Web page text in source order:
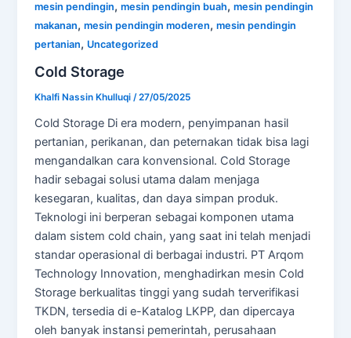
mesin pendingin,mesin pendingin buah,mesin pendingin
makanan,mesin pendingin moderen,mesin pendingin
pertanian, Uncategorized
Cold Storage
Khalfi Nassin Khulluqi/27/05/2025
Cold Storage Di era modern, penyimpanan hasil
pertanian, perikanan, dan peternakan tidak bisa lagi
mengandalkan cara konvensional. Cold Storage
hadir sebagai solusi utama dalam menjaga
kesegaran, kualitas, dan daya simpan produk.
Teknologi ini berperan sebagai komponen utama
dalam sistem cold chain, yang saat ini telah menjadi
standar operasional di berbagai industri. PT Arqom
Technology Innovation, menghadirkan mesin Cold
Storage berkualitas tinggi yang sudah terverifikasi
TKDN, tersedia di e-Katalog LKPP, dan dipercaya
oleh banyak instansi pemerintah, perusahaan